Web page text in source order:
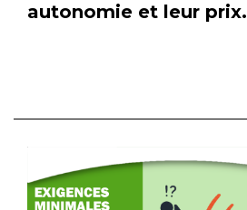
autonomie et leur prix.